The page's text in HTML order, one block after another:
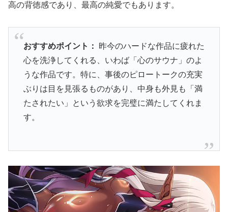
高の背徳感であり、最高の純愛でもあります。
おすすめポイント：
昨今のハードな作品に疲れた
心を洗浄してくれる、いわば「心のサウナ」のよ
うな作品です。特に、事後のピロートークの充実
ぶりは目を見張るものがあり、中身も外見も「満
たされたい」という欲求を完璧に満たしてくれま
す。